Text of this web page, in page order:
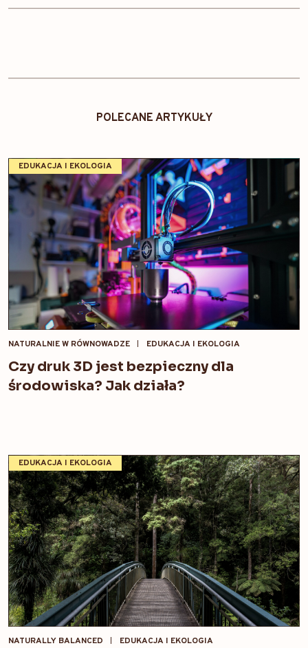
POLECANE ARTYKUŁY
EDUKACJA I EKOLOGIA
NATURALNIE W RÓWNOWADZE EDUKACJA I EKOLOGIA
Czy druk 3D jest bezpieczny dla
środowiska? Jak działa?
EDUKACJA I EKOLOGIA
NATURALLY BALANCED EDUKACJA I EKOLOGIA